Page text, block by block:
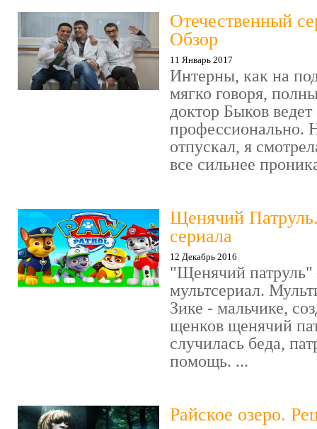
Отечественный
Обзор
11 Январь 2017
Интерны, как на
мягко говоря,
доктор Быков ведет
профессионально.
отпускал, я
все сильнее
Щенячий
сериала
12 Декабрь 2016
"Щенячий патруль"
мультсериал.
Зике - мальчике,
щенков щенячий
случилась беда,
помощь. ...
Райское озеро.